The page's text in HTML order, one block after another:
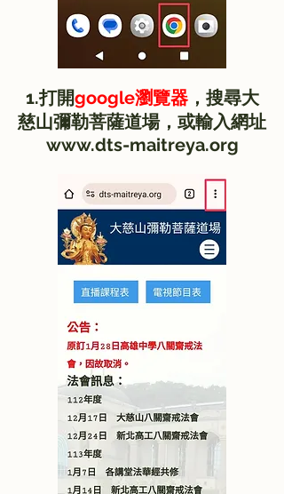
1.打開google瀏覽器，搜尋大
慈山彌勒菩薩道場，或輸入網址
www.dts-maitreya.org